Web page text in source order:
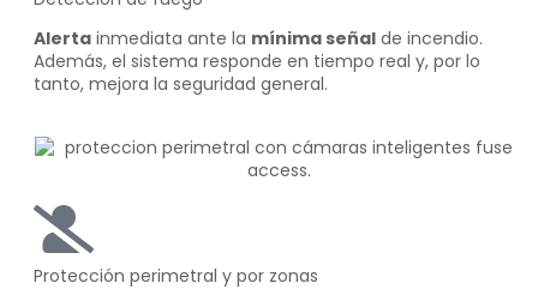
Alerta inmediata ante la mínima señal de incendio.
Además, el sistema responde en tiempo real y, por lo
tanto, mejora la seguridad general.
Protección perimetral y por zonas